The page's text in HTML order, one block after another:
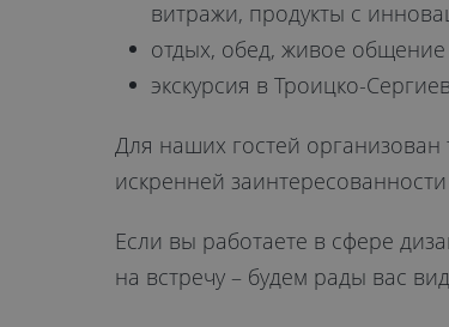
витражи, продукты с
отдых, обед, живое
экскурсия в Троицко-
Для наших гостей
искренней
Если вы работаете в сфере
на встречу – будем рады вас